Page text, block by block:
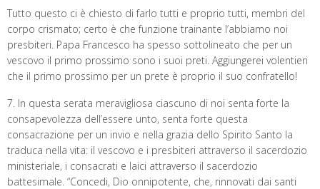
Tutto questo ci è chiesto di farlo tutti e proprio tutti, membri del
corpo crismato; certo è che funzione trainante l’abbiamo noi
presbiteri. Papa Francesco ha spesso sottolineato che per un
vescovo il primo prossimo sono i suoi preti. Aggiungerei volentieri
che il primo prossimo per un prete è proprio il suo confratello!
7. In questa serata meravigliosa ciascuno di noi senta forte la
consapevolezza dell’essere unto, senta forte questa
consacrazione per un invio e nella grazia dello Spirito Santo la
traduca nella vita: il vescovo e i presbiteri attraverso il sacerdozio
ministeriale, i consacrati e laici attraverso il sacerdozio
battesimale. “Concedi, Dio onnipotente, che, rinnovati dai santi